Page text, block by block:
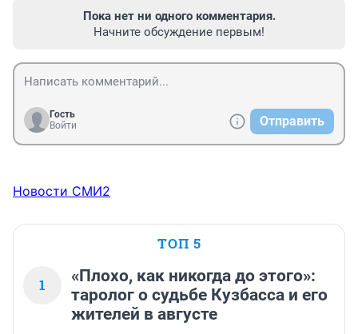
Пока нет ни одного комментария.
Начните обсуждение первым!
Гость
Войти
Отправить
Новости СМИ2
ТОП 5
1
«Плохо, как никогда до этого»:
таролог о судьбе Кузбасса и его
жителей в августе